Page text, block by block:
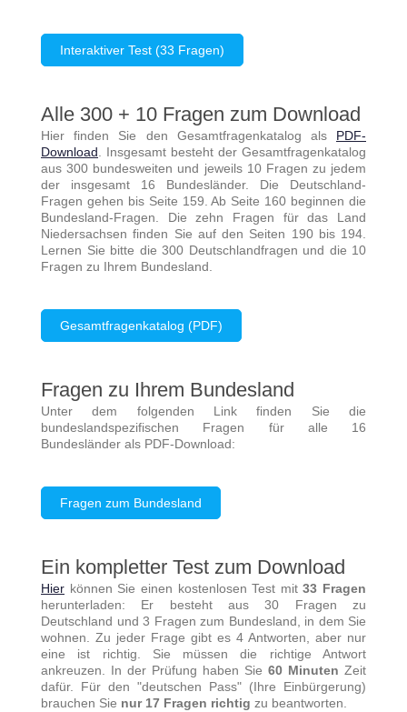
Interaktiver Test (33 Fragen)
Alle 300 + 10 Fragen zum Download
Hier finden Sie den Gesamtfragenkatalog als PDF-
Download. Insgesamt besteht der Gesamtfragenkatalog
aus 300 bundesweiten und jeweils 10 Fragen zu jedem
der insgesamt 16 Bundesländer. Die Deutschland-
Fragen gehen bis Seite 159. Ab Seite 160 beginnen die
Bundesland-Fragen. Die zehn Fragen für das Land
Niedersachsen finden Sie auf den Seiten 190 bis 194.
Lernen Sie bitte die 300 Deutschlandfragen und die 10
Fragen zu Ihrem Bundesland.
Gesamtfragenkatalog (PDF)
Fragen zu Ihrem Bundesland
Unter dem folgenden Link finden Sie die
bundeslandspezifischen Fragen für alle 16
Bundesländer als PDF-Download:
Fragen zum Bundesland
Ein kompletter Test zum Download
Hier können Sie einen kostenlosen Test mit33 Fragen
herunterladen: Er besteht aus 30 Fragen zu
Deutschland und 3 Fragen zum Bundesland, in dem Sie
wohnen. Zu jeder Frage gibt es 4 Antworten, aber nur
eine ist richtig. Sie müssen die richtige Antwort
ankreuzen. In der Prüfung haben Sie 60 Minuten Zeit
dafür. Für den "deutschen Pass" (Ihre Einbürgerung)
brauchen Sie nur 17 Fragen richtig zu beantworten.